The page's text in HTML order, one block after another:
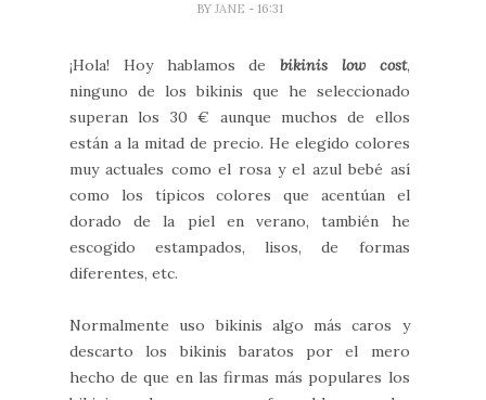
BY JANE - 16:31
¡Hola! Hoy hablamos debikinis low cost,
ninguno de los bikinis que he seleccionado
superan los 30 € aunque muchos de ellos
están a la mitad de precio. He elegido colores
muy actuales como el rosa y el azul bebé así
como los típicos colores que acentúan el
dorado de la piel en verano, también he
escogido estampados, lisos, de formas
diferentes, etc.
Normalmente uso bikinis algo más caros y
descarto los bikinis baratos por el mero
hecho de que en las firmas más populares los